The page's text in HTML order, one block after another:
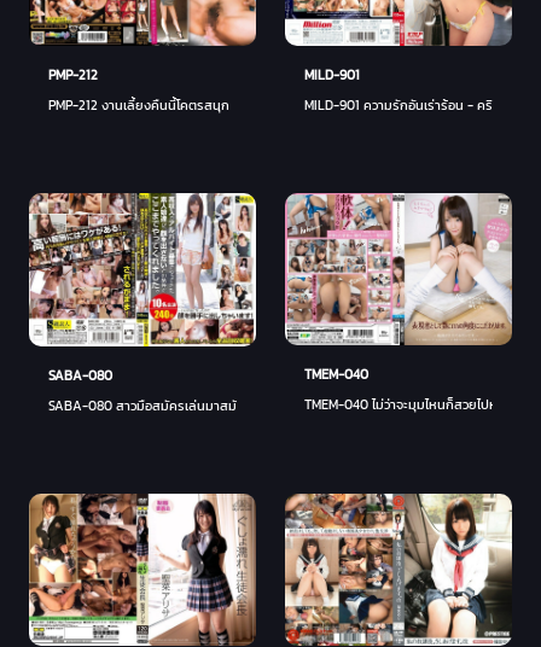
PMP-212
PMP-212 งานเลี้ยงคืนนี้โคตรสนุก
MILD-901
MILD-901 ความรักอันเร่าร้อน - คริสติน
SABA-080
SABA-080 สาวมือสมัครเล่นมาสมัครงานพาร์ทไทม์
TMEM-040
TMEM-040 ไม่ว่าจะมุมไหนก็สวยไปหมดเลย